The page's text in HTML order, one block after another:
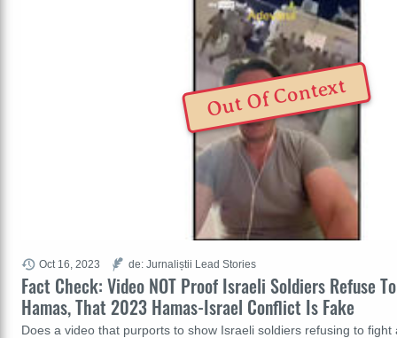
Fact Check: Video NOT Proof Israeli Soldiers Refuse
Hamas, That 2023 Hamas-Israel Conflict Is Fake
Does a video that purports to show Israeli soldiers refusing to fight
Oct 16, 2023 de: Jurnaliștii Lead Stories
Out Of Context